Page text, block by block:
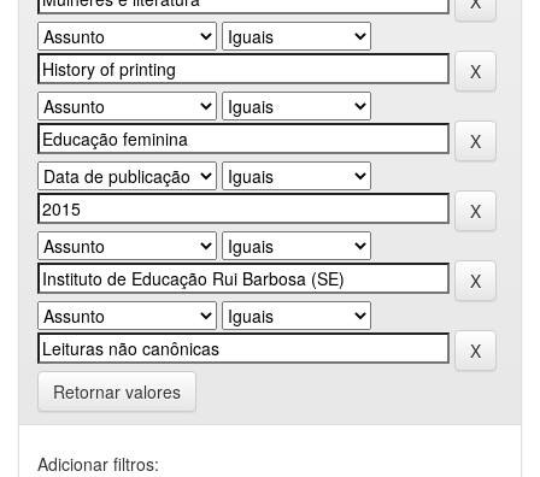
Retornar valores
Adicionar filtros: